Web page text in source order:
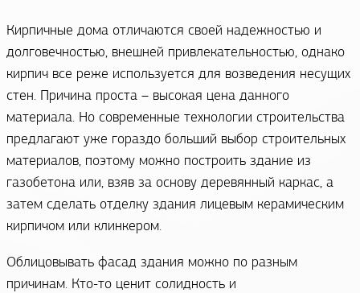
Кирпичные дома отличаются своей надежностью и
долговечностью, внешней привлекательностью, однако
кирпич все реже используется для возведения несущих
стен. Причина проста – высокая цена данного
материала. Но современные технологии строительства
предлагают уже гораздо больший выбор строительных
материалов, поэтому можно построить здание из
газобетона или, взяв за основу деревянный каркас, а
затем сделать отделку здания лицевым керамическим
кирпичом или клинкером.
Облицовывать фасад здания можно по разным
причинам. Кто-то ценит солидность и